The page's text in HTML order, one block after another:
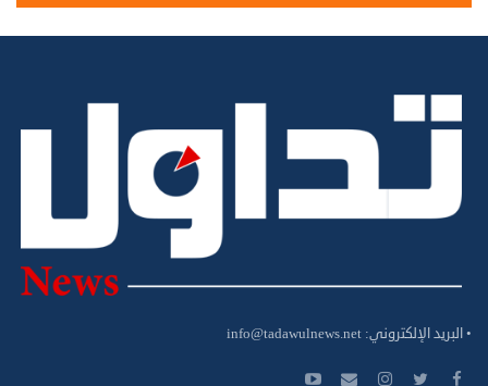
• البريد الإلكتروني: info@tadawulnews.net